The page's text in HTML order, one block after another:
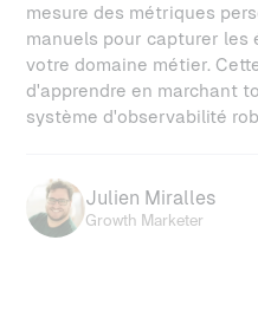
mesure des métriques
manuels pour capturer les
votre domaine métier.
d'apprendre en marchant
système d'observabilité
Julien Miralles
Growth Marketer